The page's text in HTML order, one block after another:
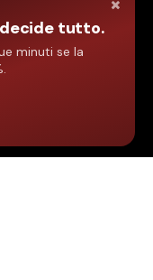
×
decide tutto.
minuti se la